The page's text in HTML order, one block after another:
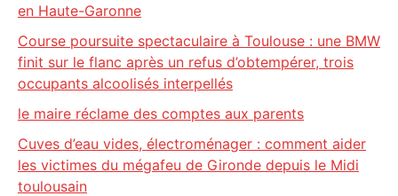
en Haute-Garonne
Course poursuite spectaculaire à Toulouse : une BMW
finit sur le flanc après un refus d’obtempérer, trois
occupants alcoolisés interpellés
le maire réclame des comptes aux parents
Cuves d’eau vides, électroménager : comment aider
les victimes du mégafeu de Gironde depuis le Midi
toulousain